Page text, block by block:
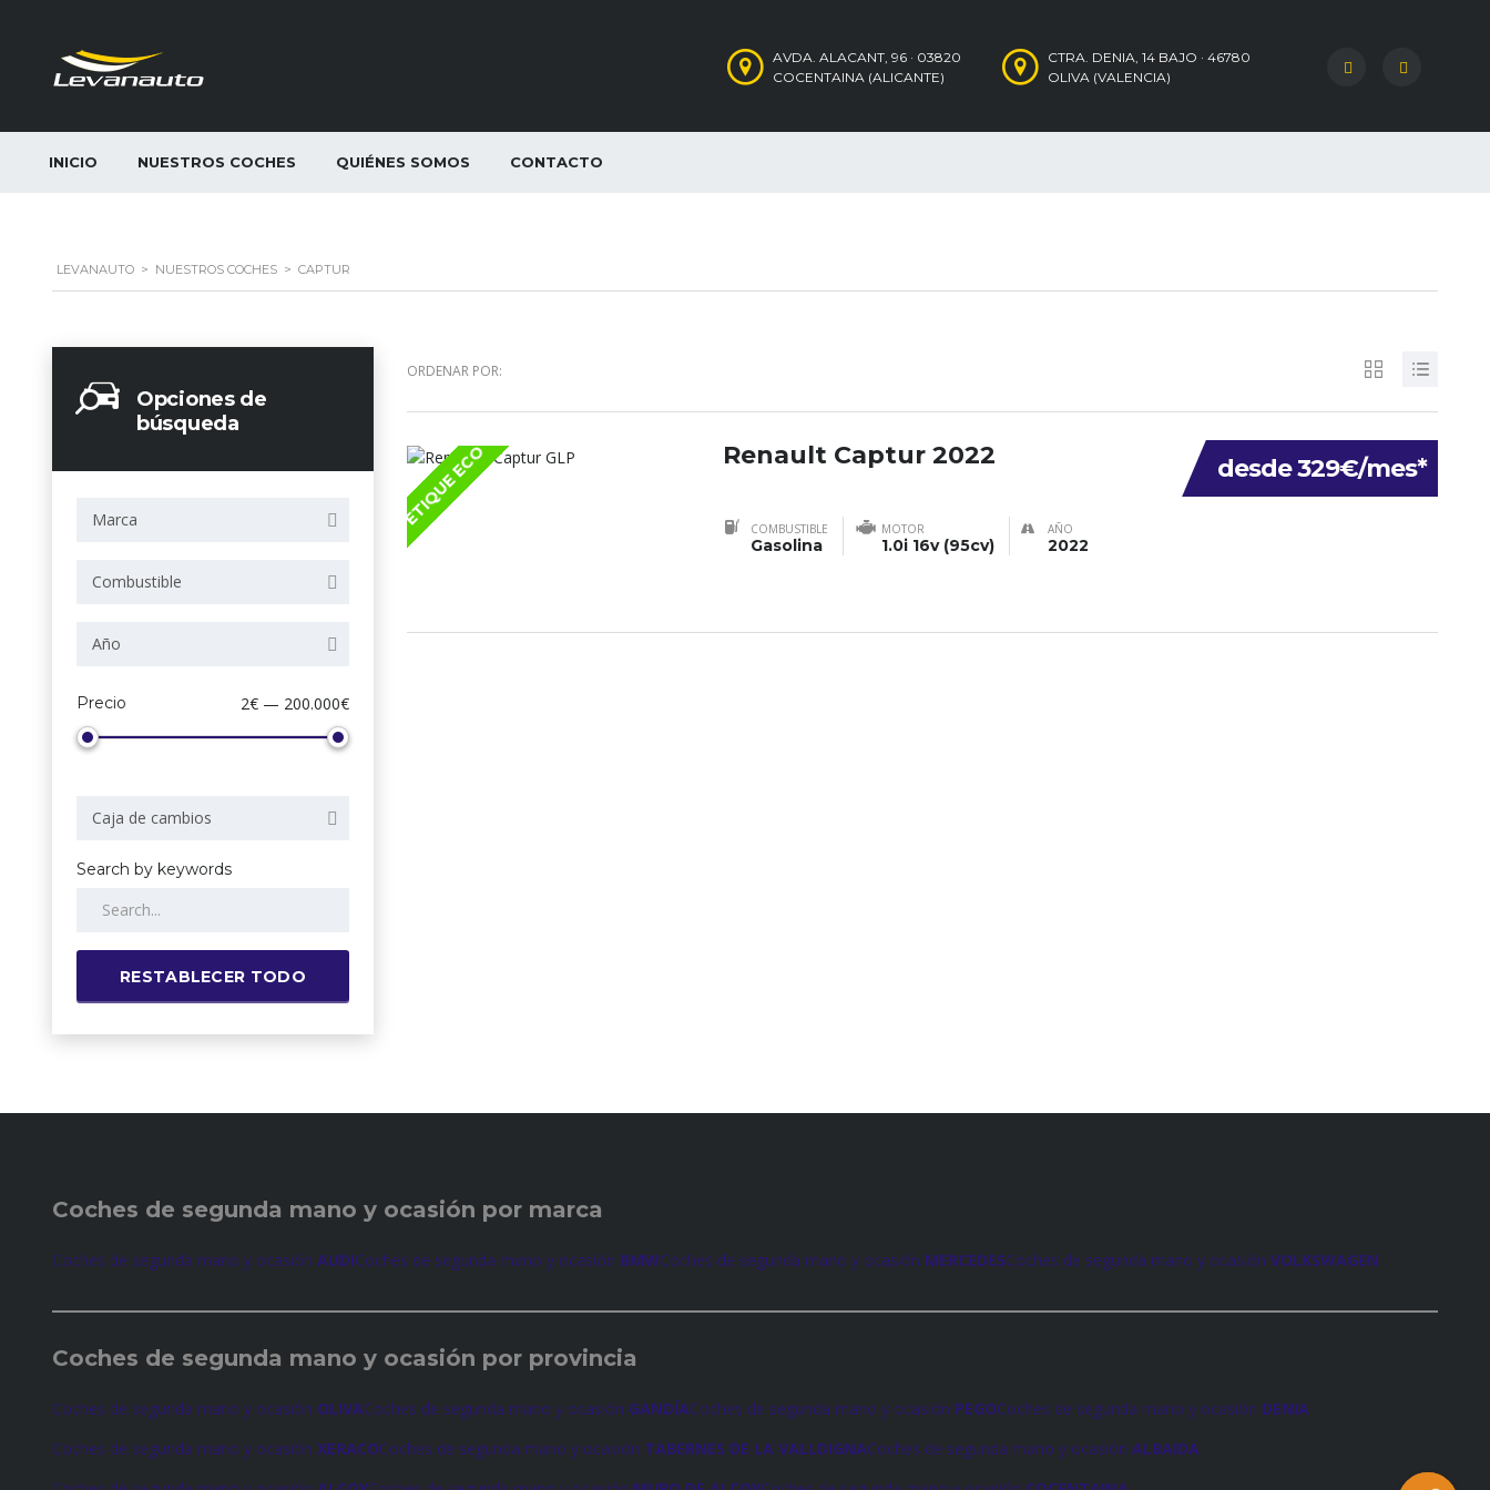
CTRA. DENIA, 14 BAJO · 46780
OLIVA (VALENCIA)
AVDA. ALACANT, 96 · 03820
COCENTAINA (ALICANTE)
INICIO NUESTROS COCHES QUIÉNES SOMOS CONTACTO
LEVANAUTO > NUESTROS COCHES > CAPTUR
Opciones de
búsqueda
Marca
Combustible
Año
Precio 2€ — 200.000€
Caja de cambios
Search by keywords
RESTABLECER TODO
ORDENAR POR:
ETIQUE ECO desde 329€/mes*
Renault Captur 2022
COMBUSTIBLE
Gasolina
MOTOR
1.0i 16v (95cv)
AÑO
2022
Coches de segunda mano y ocasión por marca
Coches de segunda mano y ocasión AUDICoches de segunda mano y ocasión BMWCoches de segunda mano y ocasión MERCEDESCoches de segunda mano y ocasión VOLKSWAGEN
Coches de segunda mano y ocasión por provincia
Coches de segunda mano y ocasión OLIVACoches de segunda mano y ocasión GANDÍACoches de segunda mano y ocasión PEGOCoches de segunda mano y ocasión DENIA
Coches de segunda mano y ocasión XERACOCoches de segunda mano y ocasión TABERNES DE LA VALLDIGNACoches de segunda mano y ocasión ALBAIDA